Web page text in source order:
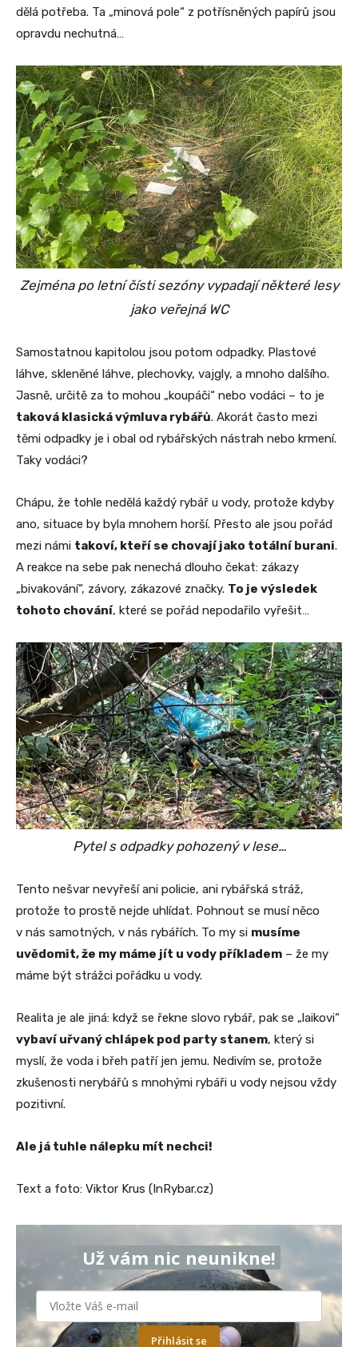
dělá potřeba. Ta „minová pole“ z potřísněných papírů jsou
opravdu nechutná…
Zejména po letní čísti sezóny vypadají některé lesy
jako veřejná WC
Samostatnou kapitolou jsou potom odpadky. Plastové
láhve, skleněné láhve, plechovky, vajgly, a mnoho dalšího.
Jasně, určitě za to mohou „koupáči“ nebo vodáci – to je
taková klasická výmluva rybářů. Akorát často mezi
těmi odpadky je i obal od rybářských nástrah nebo krmení.
Taky vodáci?
Chápu, že tohle nedělá každý rybář u vody, protože kdyby
ano, situace by byla mnohem horší. Přesto ale jsou pořád
mezi námi takoví, kteří se chovají jako totální burani.
A reakce na sebe pak nenechá dlouho čekat: zákazy
„bivakování“, závory, zákazové značky. To je výsledek
tohoto chování, které se pořád nepodařilo vyřešit…
Pytel s odpadky pohozený v lese…
Tento nešvar nevyřeší ani policie, ani rybářská stráž,
protože to prostě nejde uhlídat. Pohnout se musí něco
v nás samotných, v nás rybářích. To my si musíme
uvědomit, že my máme jít u vody příkladem – že my
máme být strážci pořádku u vody.
Realita je ale jiná: když se řekne slovo rybář, pak se „laikovi“
vybaví uřvaný chlápek pod party stanem, který si
myslí, že voda i břeh patří jen jemu. Nedivím se, protože
zkušenosti nerybářů s mnohými rybáři u vody nejsou vždy
pozitivní.
Ale já tuhle nálepku mít nechci!
Text a foto: Viktor Krus (InRybar.cz)
Už vám nic neunikne!
Přihlásit se